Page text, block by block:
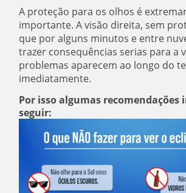
A proteção para os olhos é
importante. A visão direita, sem
que por alguns minutos e entre
trazer consequências serias para a
problemas aparecem ao longo do
imediatamente.
Por isso algumas recomendações
seguir: